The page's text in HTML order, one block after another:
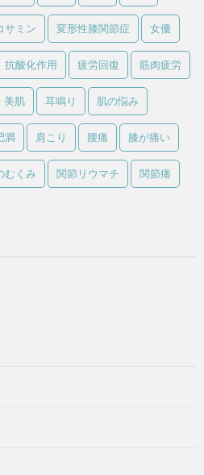
サミン 変形性膝関節症 女優
抗酸化作用 疲労回復 筋肉疲労
美肌 耳鳴り 肌の悩み
満 肩こり 腰痛 膝が痛い
むくみ 関節リウマチ 関節痛